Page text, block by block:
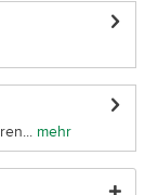
mehr